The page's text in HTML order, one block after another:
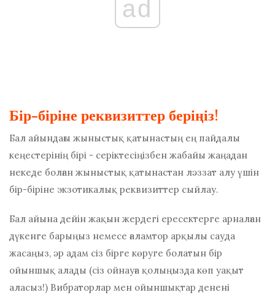
ad
Бір-біріне реквизиттер беріңіз!
Бал айындағы жыныстық қатынастың ең пайдалы
кеңестерінің бірі - серіктесіңізбен жабайы жаңадан
некеде болған жыныстық қатынастан ләззат алу үшін
бір-біріне экзотикалық реквизиттер сыйлау.
Бал айына дейін жақын жердегі ересектерге арналған
дүкенге барыңыз немесе ғаламтор арқылы сауда
жасаңыз, әр адам сіз бірге көруге болатын бір
ойыншық алады (сіз ойнауға қолыңызда көп уақыт
аласыз!) Вибраторлар мен ойыншықтар денені